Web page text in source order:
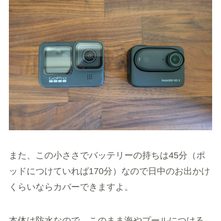
また、この小ささでバッテリーの持ちは45分（ポ
ッドにつけていれば170分）なので日中のお出かけ
くらいならカバーできますよ。